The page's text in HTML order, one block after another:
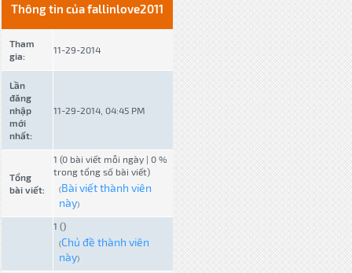
Thông tin của fallinlove2011
Tham
gia:
11-29-2014
Lần
đăng
nhập
mới
nhất:
11-29-2014, 04:45 PM
Tổng
bài viết:
1 (0 bài viết mỗi ngày | 0 %
trong tổng số bài viết)
(Bài viết thành viên
này)
1 ()
(Chủ đề thành viên
này)